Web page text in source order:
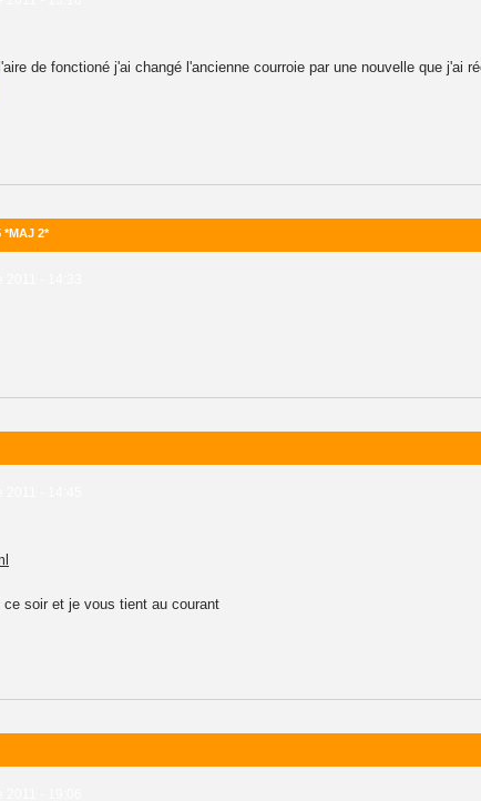
de fonctioné j'ai changé l'ancienne courroie par une nouvelle que j'ai
*MAJ 2*
soir et je vous tient au courant